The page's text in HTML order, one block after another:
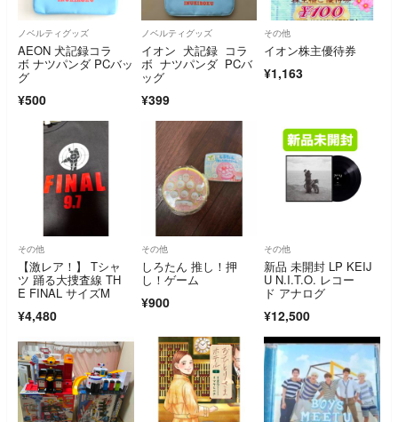
ノベルティグッズ
AEON 犬記録コラ
ボ ナツパンダ PCバッ
グ
¥500
ノベルティグッズ
イオン 犬記録 コラ
ボ ナツパンダ PCバ
ッグ
¥399
その他
イオン株主優待券
¥1,163
その他
【激レア！】 Tシャ
ツ 踊る大捜査線 TH
E FINAL サイズM
¥4,480
その他
しろたん 推し！押
し！ゲーム
¥900
その他
新品 未開封 LP KEIJ
U N.I.T.O. レコー
ド アナログ
¥12,500